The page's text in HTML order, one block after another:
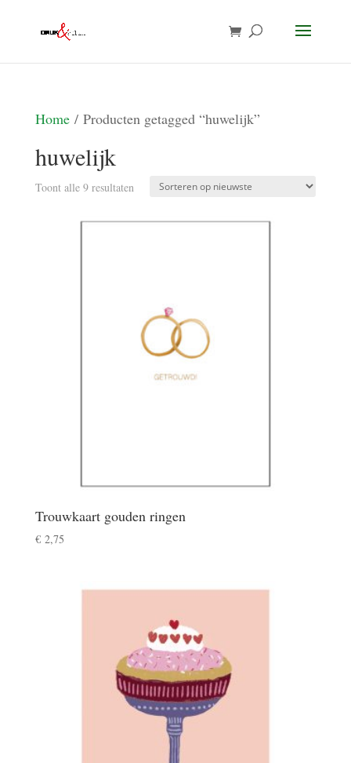
Home/ Producten getagged “huwelijk”
huwelijk
Toont alle 9 resultatenGesorteerd
Trouwkaart gouden ringen
€2,75